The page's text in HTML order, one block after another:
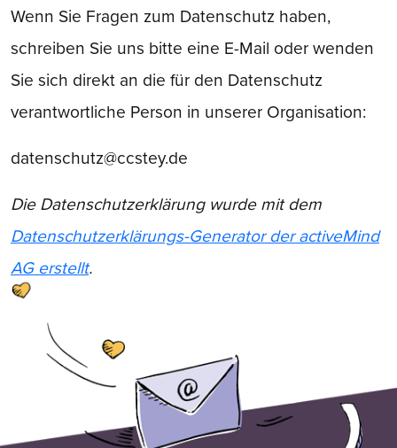
Wenn Sie Fragen zum Datenschutz haben,
schreiben Sie uns bitte eine E-Mail oder wenden
Sie sich direkt an die für den Datenschutz
verantwortliche Person in unserer Organisation:
datenschutz@ccstey.de
Die Datenschutzerklärung wurde mit dem
Datenschutzerklärungs-Generator der activeMind
AG erstellt.